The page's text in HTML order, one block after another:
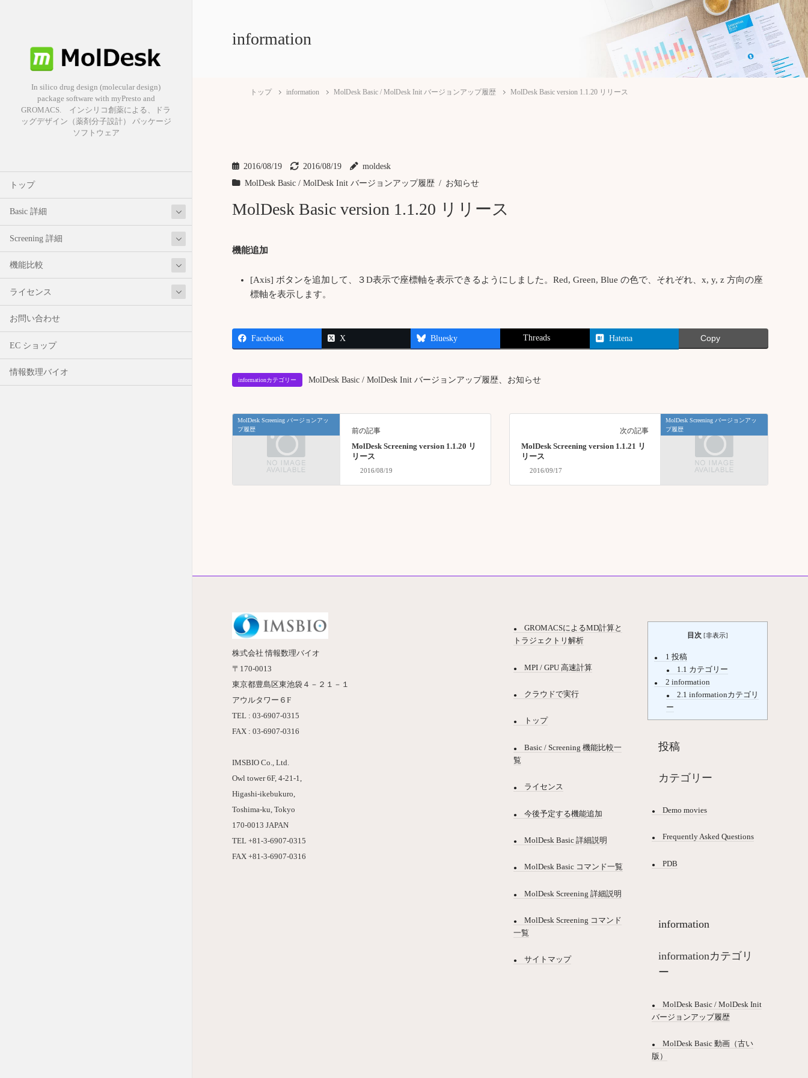
In silico drug design (molecular design)
package software with myPresto and
GROMACS. インシリコ創薬による、ドラ
ッグデザイン（薬剤分子設計） パッケージ
ソフトウェア
トップ
Basic 詳細
Screening 詳細
機能比較
ライセンス
お問い合わせ
EC ショップ
情報数理バイオ
information
トップ information MolDesk Basic / MolDesk Init バージョンアップ履歴 MolDesk Basic version 1.1.20 リリース
2016/08/19 2016/08/19
moldesk
MolDesk Basic / MolDesk Init バージョンアップ履歴
お知らせ
MolDesk Basic version 1.1.20 リリース
機能追加
[Axis] ボタンを追加して、３D表示で座標軸を表示できるようにしました。Red, Green, Blue の色で、それぞれ、x, y, z 方向の座
標軸を表示します。
Facebook X Bluesky Threads Hatena Copy
informationカテゴリー MolDesk Basic / MolDesk Init バージョンアップ履歴 お知らせ
MolDesk Screening バージョンアッ
プ履歴
前の記事
MolDesk Screening version 1.1.20 リ
リース
2016/08/19
MolDesk Screening バージョンアッ
プ履歴
次の記事
MolDesk Screening version 1.1.21 リ
リース
2016/09/17
株式会社 情報数理バイオ
〒170-0013
東京都豊島区東池袋４－２１－１
アウルタワー６F
TEL : 03-6907-0315
FAX : 03-6907-0316
IMSBIO Co., Ltd.
Owl tower 6F, 4-21-1,
Higashi-ikebukuro,
Toshima-ku, Tokyo
170-0013 JAPAN
TEL +81-3-6907-0315
FAX +81-3-6907-0316
GROMACSによるMD計算と
トラジェクトリ解析
MPI / GPU 高速計算
クラウドで実行
トップ
Basic / Screening 機能比較一
覧
ライセンス
今後予定する機能追加
MolDesk Basic 詳細説明
MolDesk Basic コマンド一覧
MolDesk Screening 詳細説明
MolDesk Screening コマンド
一覧
サイトマップ
目次 [非表示]
1 投稿
1.1 カテゴリー
2 information
2.1 informationカテゴリ
ー
投稿
カテゴリー
Demo movies
Frequently Asked Questions
PDB
information
informationカテゴリ
ー
MolDesk Basic / MolDesk Init
バージョンアップ履歴
MolDesk Basic 動画（古い
版）